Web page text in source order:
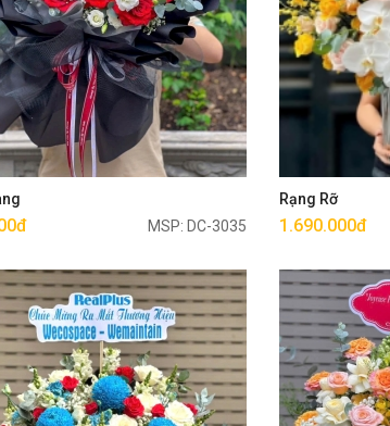
MSP: DC-3035
Mua ngay
Rạng Rỡ
1.690.000đ